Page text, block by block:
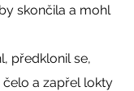
skončila a mohl
a zapřel lokty